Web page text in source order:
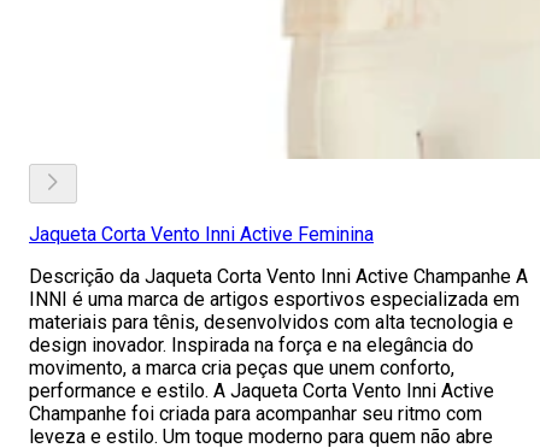
Jaqueta Corta Vento Inni Active Feminina
Descrição da Jaqueta Corta Vento Inni Active Champanhe A
INNI é uma marca de artigos esportivos especializada em
materiais para tênis, desenvolvidos com alta tecnologia e
design inovador. Inspirada na força e na elegância do
movimento, a marca cria peças que unem conforto,
performance e estilo. A Jaqueta Corta Vento Inni Active
Champanhe foi criada para acompanhar seu ritmo com
leveza e estilo. Um toque moderno para quem não abre